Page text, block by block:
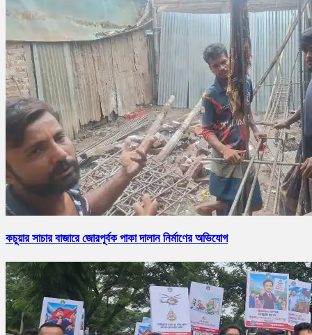
কচুয়ার সাচার বাজারে জোরপূর্বক পাকা দালান নির্মাণের অভিযোগ